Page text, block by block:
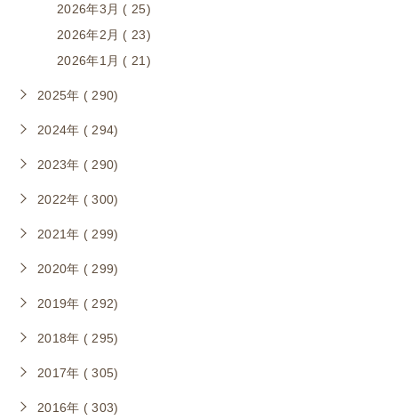
2026年3月 ( 25)
2026年2月 ( 23)
2026年1月 ( 21)
2025年 ( 290)
2024年 ( 294)
2023年 ( 290)
2022年 ( 300)
2021年 ( 299)
2020年 ( 299)
2019年 ( 292)
2018年 ( 295)
2017年 ( 305)
2016年 ( 303)